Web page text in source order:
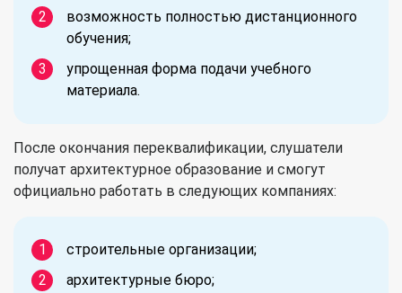
возможность полностью дистанционного
обучения;
упрощенная форма подачи учебного
материала.
После окончания переквалификации, слушатели
получат архитектурное образование и смогут
официально работать в следующих компаниях:
строительные организации;
архитектурные бюро;